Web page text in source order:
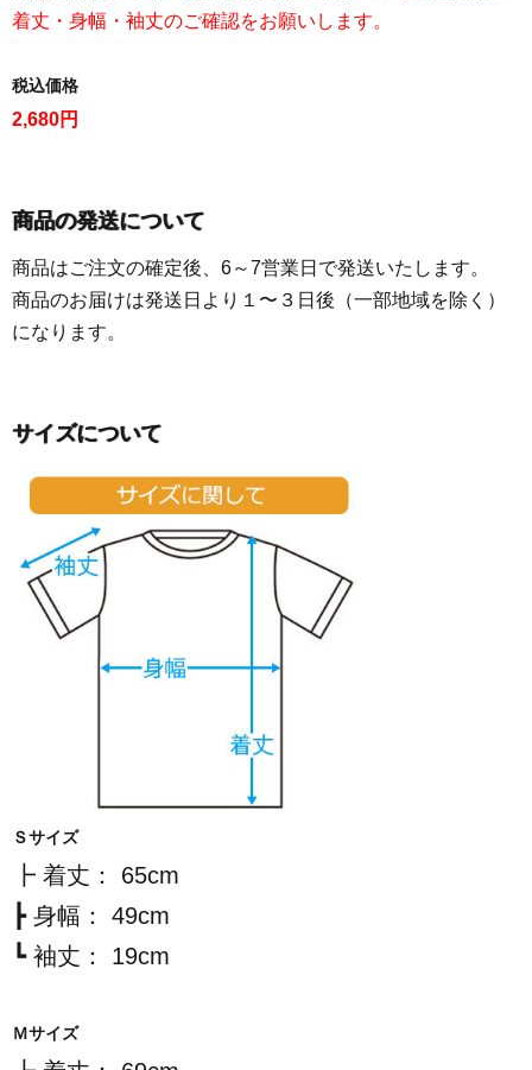
着丈・身幅・袖丈のご確認をお願いします。
税込価格
2,680円
商品の発送について
商品はご注文の確定後、6～7営業日で発送いたします。
商品のお届けは発送日より１〜３日後（一部地域を除く）
になります。
サイズについて
Ｓサイズ
┣ 着丈： 65cm
┣ 身幅： 49cm
┗ 袖丈： 19cm
Ｍサイズ